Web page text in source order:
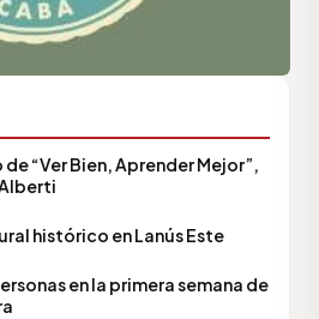
“Ver Bien, Aprender Mejor”,
histórico en Lanús Este
en la primera semana de